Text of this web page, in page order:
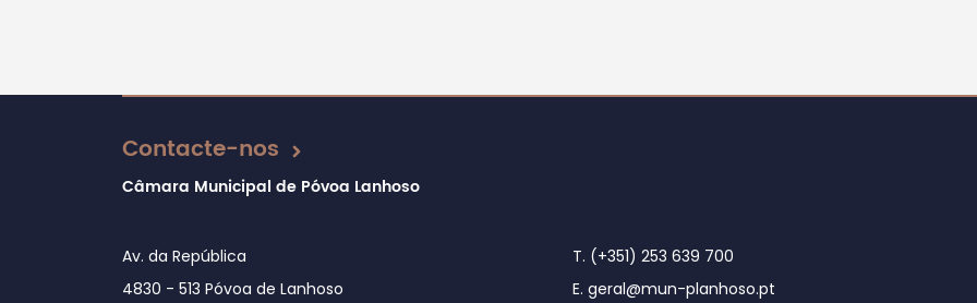
Atualizado em 09/11/2018
Contacte-nos
Câmara Municipal de Póvoa Lanhoso
Av. da República
4830 - 513 Póvoa de Lanhoso
T. (+351) 253 639 700
E. geral@mun-planhoso.pt